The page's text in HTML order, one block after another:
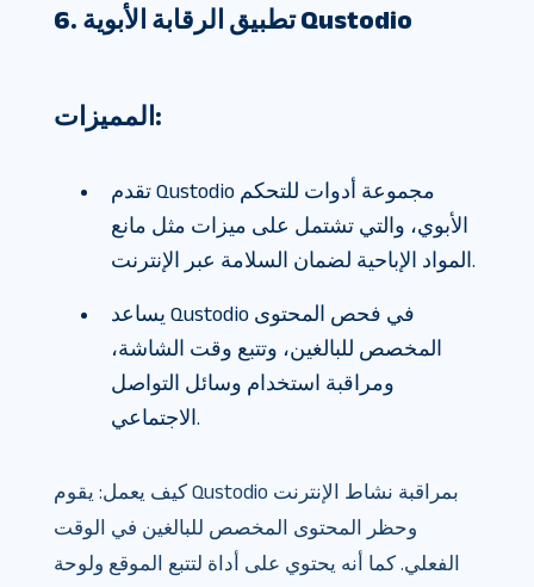
6. تطبيق الرقابة الأبوية Qustodio
المميزات:
تقدم Qustodio مجموعة أدوات للتحكم
الأبوي، والتي تشتمل على ميزات مثل مانع
المواد الإباحية لضمان السلامة عبر الإنترنت.
يساعد Qustodio في فحص المحتوى
المخصص للبالغين، وتتبع وقت الشاشة،
ومراقبة استخدام وسائل التواصل
الاجتماعي.
كيف يعمل: يقوم Qustodio بمراقبة نشاط الإنترنت
وحظر المحتوى المخصص للبالغين في الوقت
الفعلي. كما أنه يحتوي على أداة لتتبع الموقع ولوحة